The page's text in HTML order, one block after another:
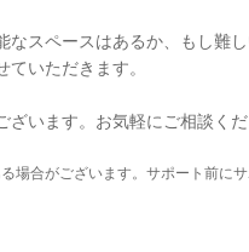
なスペースはあるか、もし難
いただきます。
います。お気軽にご相談くだ
場合がございます。サポート前に